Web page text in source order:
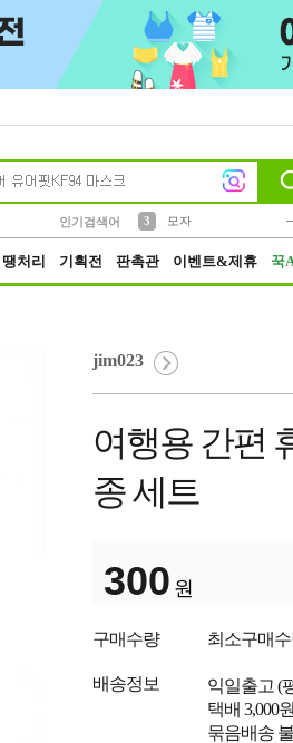
인기검색어
4
미니
23
땡처리 기획전 판촉관 이벤트&제휴 꾹
jim023
여행용 간편
종 세트
300 원
구매수량 최소구매
배송정보 익일출고 (
택배 3,000
묶음배송